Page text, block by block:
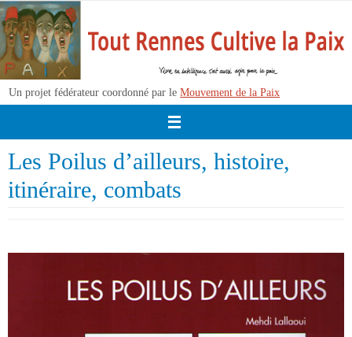
Passer
vers
le
contenu
Un projet fédérateur coordonné par leMouvement de la Paix
Les Poilus d’ailleurs, histoire,
itinéraire, combats